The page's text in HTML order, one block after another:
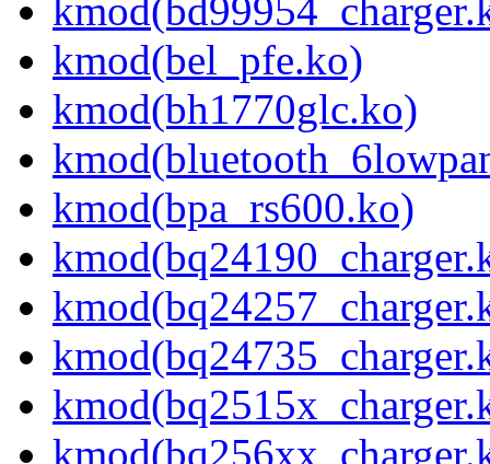
kmod(bel_pfe.ko)
kmod(bh1770glc.ko)
kmod(bpa_rs600.ko)